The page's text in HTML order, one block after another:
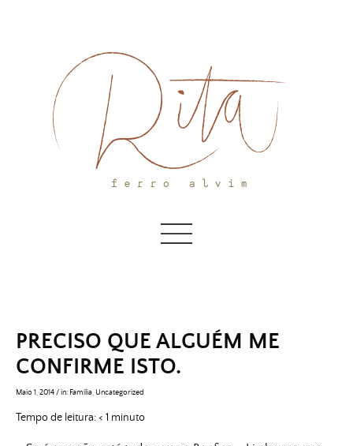
PRECISO QUE ALGUÉM ME
CONFIRME ISTO.
Maio 1, 2014/in: Família Uncategorized
Tempo de leitura:< 1 minuto